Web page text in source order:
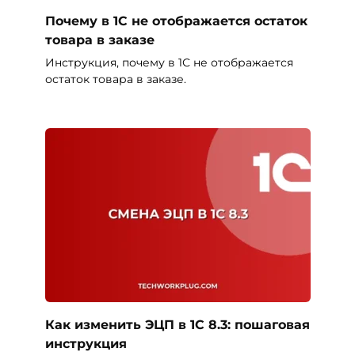
Почему в 1С не отображается остаток
товара в заказе
Инструкция, почему в 1С не отображается
остаток товара в заказе.
Как изменить ЭЦП в 1С 8.3: пошаговая
инструкция